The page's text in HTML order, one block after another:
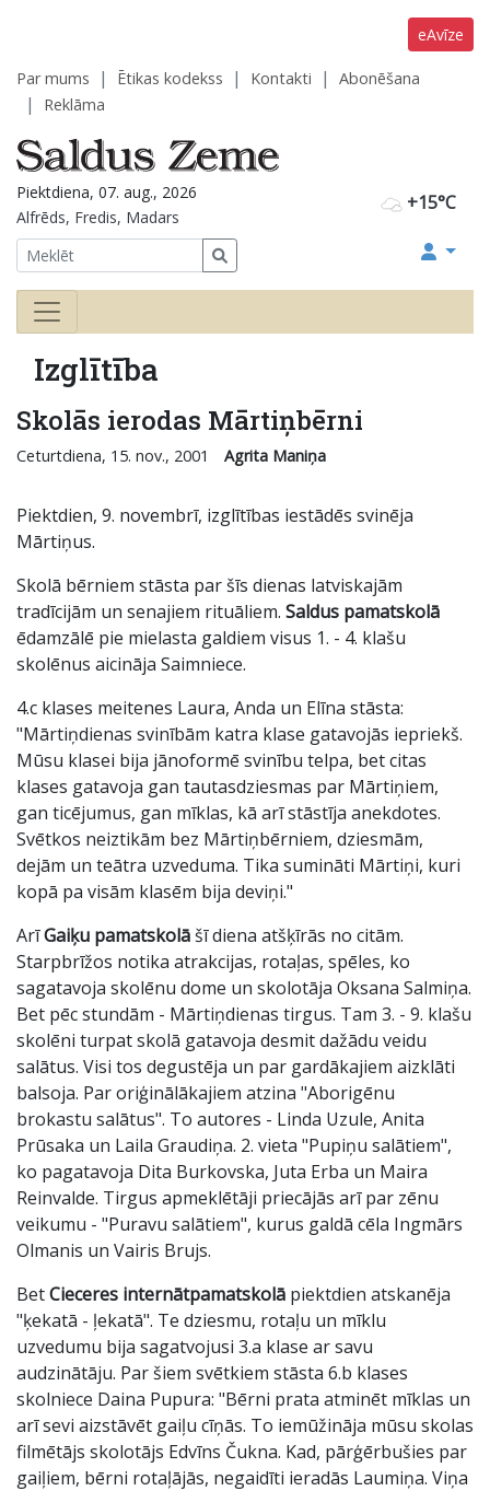
eAvīze
Par mums Ētikas kodekss Kontakti
Abonēšana
Reklāma
+15°C
Piektdiena, 07. aug., 2026
Alfrēds, Fredis, Madars
Izglītība
Skolās ierodas Mārtiņbērni
Ceturtdiena, 15. nov., 2001 Agrita Maniņa
Piektdien, 9. novembrī, izglītības iestādēs svinēja
Mārtiņus.
Skolā bērniem stāsta par šīs dienas latviskajām
tradīcijām un senajiem rituāliem. Saldus pamatskolā
ēdamzālē pie mielasta galdiem visus 1. - 4. klašu
skolēnus aicināja Saimniece.
4.c klases meitenes Laura, Anda un Elīna stāsta:
"Mārtiņdienas svinībām katra klase gatavojās iepriekš.
Mūsu klasei bija jānoformē svinību telpa, bet citas
klases gatavoja gan tautasdziesmas par Mārtiņiem,
gan ticējumus, gan mīklas, kā arī stāstīja anekdotes.
Svētkos neiztikām bez Mārtiņbērniem, dziesmām,
dejām un teātra uzveduma. Tika sumināti Mārtiņi, kuri
kopā pa visām klasēm bija deviņi."
ArīGaiķu pamatskolāšī diena atšķīrās no citām.
Starpbrīžos notika atrakcijas, rotaļas, spēles, ko
sagatavoja skolēnu dome un skolotāja Oksana Salmiņa.
Bet pēc stundām - Mārtiņdienas tirgus. Tam 3. - 9. klašu
skolēni turpat skolā gatavoja desmit dažādu veidu
salātus. Visi tos degustēja un par gardākajiem aizklāti
balsoja. Par oriģinālākajiem atzina "Aborigēnu
brokastu salātus". To autores - Linda Uzule, Anita
Prūsaka un Laila Graudiņa. 2. vieta "Pupiņu salātiem",
ko pagatavoja Dita Burkovska, Juta Erba un Maira
Reinvalde. Tirgus apmeklētāji priecājās arī par zēnu
veikumu - "Puravu salātiem", kurus galdā cēla Ingmārs
Olmanis un Vairis Brujs.
BetCieceres internātpamatskolā piektdien atskanēja
"ķekatā - ļekatā". Te dziesmu, rotaļu un mīklu
uzvedumu bija sagatvojusi 3.a klase ar savu
audzinātāju. Par šiem svētkiem stāsta 6.b klases
skolniece Daina Pupura: "Bērni prata atminēt mīklas un
arī sevi aizstāvēt gaiļu cīņās. To iemūžināja mūsu skolas
filmētājs skolotājs Edvīns Čukna. Kad, pārģērbušies par
gaiļiem, bērni rotaļājās, negaidīti ieradās Laumiņa. Viņa